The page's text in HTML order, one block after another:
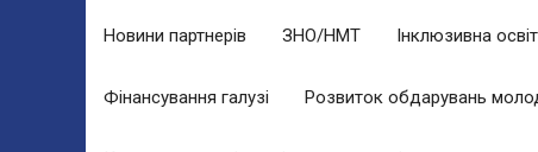
Новини партнерів ЗНО/НМТ Інклюзивна
Фінансування галузі Розвиток обдарувань